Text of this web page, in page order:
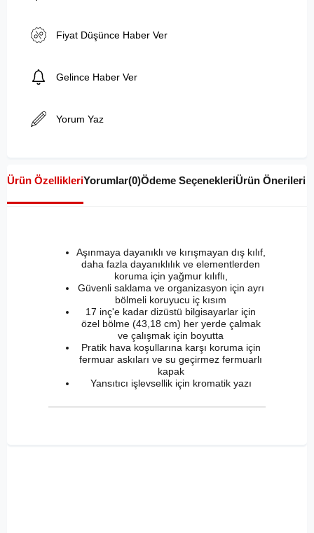
Fiyat Düşünce Haber Ver
Gelince Haber Ver
Yorum Yaz
Ürün ÖzellikleriYorumlar(0)Ödeme SeçenekleriÜrün Önerileri
Aşınmaya dayanıklı ve kırışmayan dış kılıf,
daha fazla dayanıklılık ve elementlerden
koruma için yağmur kılıflı,
Güvenli saklama ve organizasyon için ayrı
bölmeli koruyucu iç kısım
17 inç'e kadar dizüstü bilgisayarlar için
özel bölme (43,18 cm) her yerde çalmak
ve çalışmak için boyutta
Pratik hava koşullarına karşı koruma için
fermuar askıları ve su geçirmez fermuarlı
kapak
Yansıtıcı işlevsellik için kromatik yazı